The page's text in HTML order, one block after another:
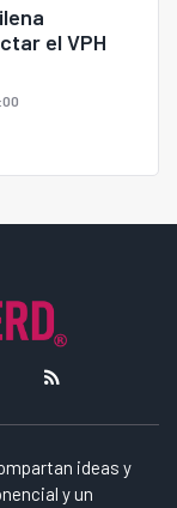
el VPH
ideas y
y un